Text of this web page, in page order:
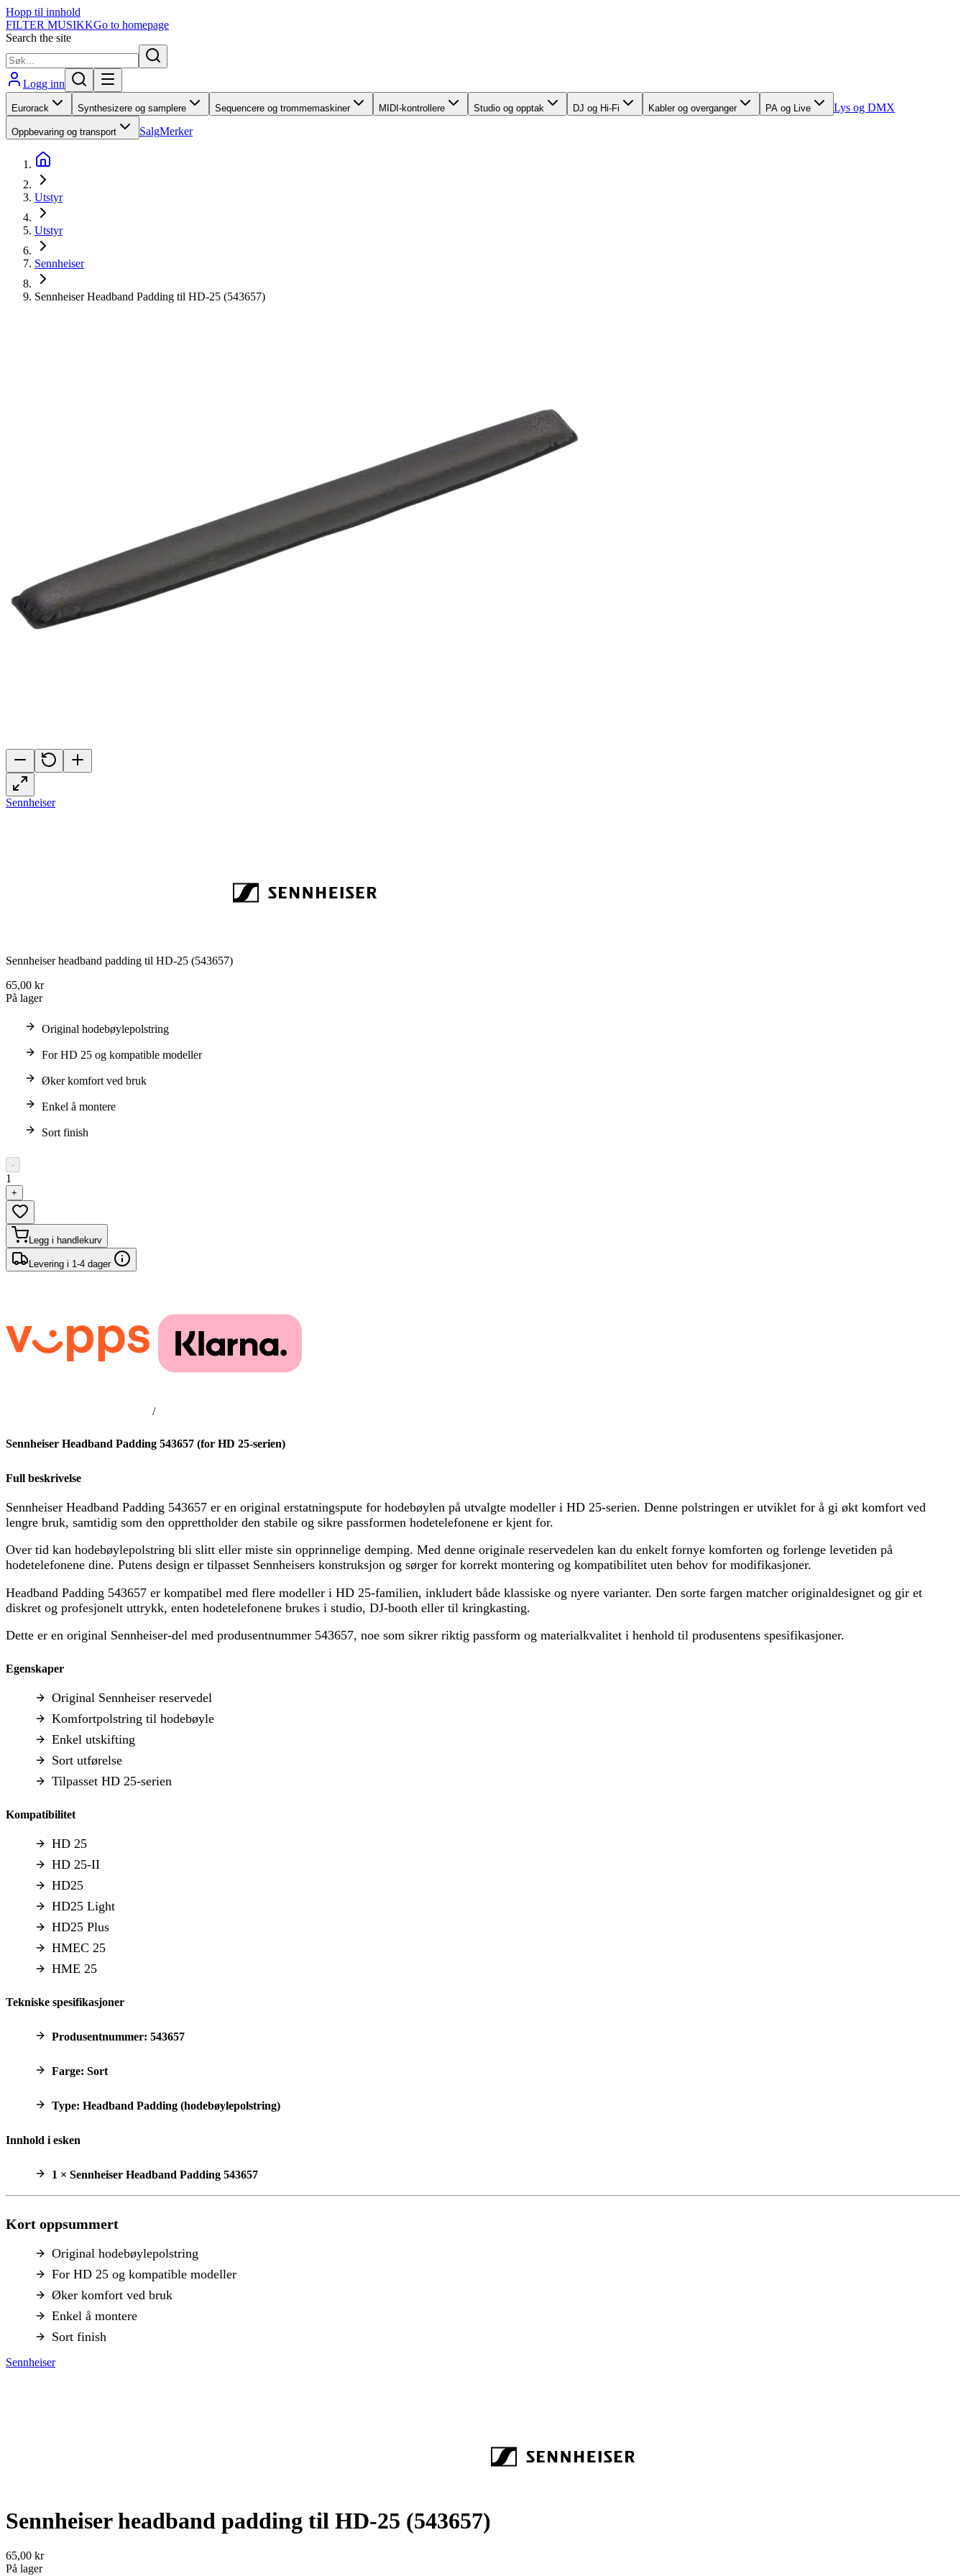
Hopp til innhold
FILTER MUSIKKGo to homepage
Search the site
Logg inn
Eurorack Synthesizere og samplere Sequencere og trommemaskiner MIDI-kontrollere Studio og opptak DJ og Hi-Fi Kabler og overganger PA og Live Lys og DMX
Oppbevaring og transport SalgMerker
Utstyr
Utstyr
Sennheiser
Sennheiser Headband Padding til HD-25 (543657)
Sennheiser
Sennheiser headband padding til HD-25 (543657)
65,00 kr
På lager
Original hodebøylepolstring
For HD 25 og kompatible modeller
Øker komfort ved bruk
Enkel å montere
Sort finish
-
1
+
Legg i handlekurv
Levering i 1-4 dager
/
Sennheiser Headband Padding 543657 (for HD 25-serien)
Full beskrivelse
Sennheiser Headband Padding 543657 er en original erstatningspute for hodebøylen på utvalgte modeller i HD 25-serien. Denne polstringen er utviklet for å gi økt komfort ved
lengre bruk, samtidig som den opprettholder den stabile og sikre passformen hodetelefonene er kjent for.
Over tid kan hodebøylepolstring bli slitt eller miste sin opprinnelige demping. Med denne originale reservedelen kan du enkelt fornye komforten og forlenge levetiden på
hodetelefonene dine. Putens design er tilpasset Sennheisers konstruksjon og sørger for korrekt montering og kompatibilitet uten behov for modifikasjoner.
Headband Padding 543657 er kompatibel med flere modeller i HD 25-familien, inkludert både klassiske og nyere varianter. Den sorte fargen matcher originaldesignet og gir et
diskret og profesjonelt uttrykk, enten hodetelefonene brukes i studio, DJ-booth eller til kringkasting.
Dette er en original Sennheiser-del med produsentnummer 543657, noe som sikrer riktig passform og materialkvalitet i henhold til produsentens spesifikasjoner.
Egenskaper
Original Sennheiser reservedel
Komfortpolstring til hodebøyle
Enkel utskifting
Sort utførelse
Tilpasset HD 25-serien
Kompatibilitet
HD 25
HD 25-II
HD25
HD25 Light
HD25 Plus
HMEC 25
HME 25
Tekniske spesifikasjoner
Produsentnummer: 543657
Farge: Sort
Type: Headband Padding (hodebøylepolstring)
Innhold i esken
1 × Sennheiser Headband Padding 543657
Kort oppsummert
Original hodebøylepolstring
For HD 25 og kompatible modeller
Øker komfort ved bruk
Enkel å montere
Sort finish
Sennheiser
Sennheiser headband padding til HD-25 (543657)
65,00 kr
På lager